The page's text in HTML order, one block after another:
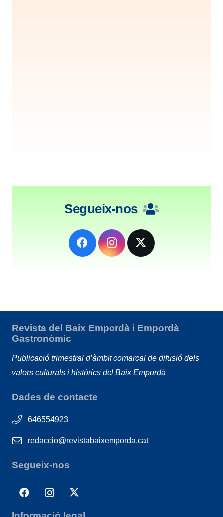
Segueix-nos
Revista del Baix Empordà i Empordà
Gastronòmic
Publicació trimestral d’àmbit comarcal de difusió dels
valors culturals i històrics del Baix Empordà
Dades de contacte
646554923
redaccio@revistabaixemporda.cat
Segueix-nos